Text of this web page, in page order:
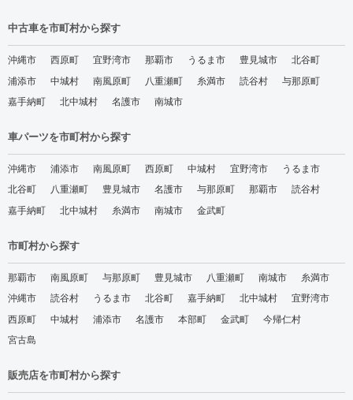
中古車を市町村から探す
沖縄市 西原町 宜野湾市 那覇市 うるま市 豊見城市
北谷町
浦添市
中城村 南風原町 八重瀬町 糸満市 読谷村
与那原町
嘉手納町
北中城村 名護市 南城市
車パーツを市町村から探す
沖縄市 浦添市 南風原町 西原町 中城村 宜野湾市
うるま市
北谷町
八重瀬町 豊見城市 名護市 与那原町 那覇市
読谷村
嘉手納町
北中城村 糸満市 南城市 金武町
市町村から探す
那覇市 南風原町 与那原町 豊見城市 八重瀬町 南城市
糸満市
沖縄市
読谷村 うるま市 北谷町 嘉手納町 北中城村
宜野湾市
西原町
中城村 浦添市 名護市 本部町 金武町
今帰仁村
宮古島
販売店を市町村から探す